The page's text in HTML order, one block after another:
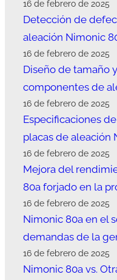
16 de febrero de 2025
Detección de
aleación Nimonic
16 de febrero de 2025
Diseño de tamaño
componentes de
16 de febrero de 2025
Especificaciones
placas de aleación
16 de febrero de 2025
Mejora del
80a forjado en la
16 de febrero de 2025
Nimonic 80a en el
demandas de la
16 de febrero de 2025
Nimonic 80a vs.